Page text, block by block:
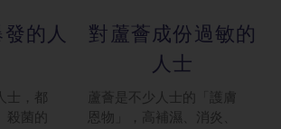
的人
士，都
殺菌的
對蘆薈成份過敏的
人士
蘆薈是不少人士的「護膚
恩物」，高補濕、消炎、